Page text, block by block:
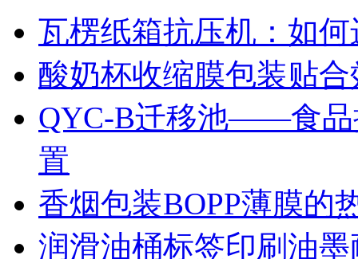
瓦楞纸箱抗压机：如
酸奶杯收缩膜包装贴
QYC-B迁移池——食品
置
香烟包装BOPP薄膜的
润滑油桶标签印刷油